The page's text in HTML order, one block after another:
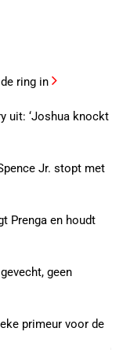
ring in
uit: ‘Joshua knockt
Jr. stopt met
Prenga en houdt
geen
primeur voor de